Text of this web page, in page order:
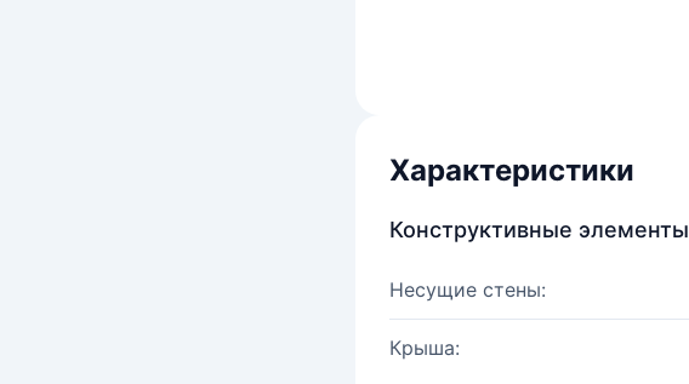
Характеристики
Конструктивные элементы
Несущие стены:
Крыша: